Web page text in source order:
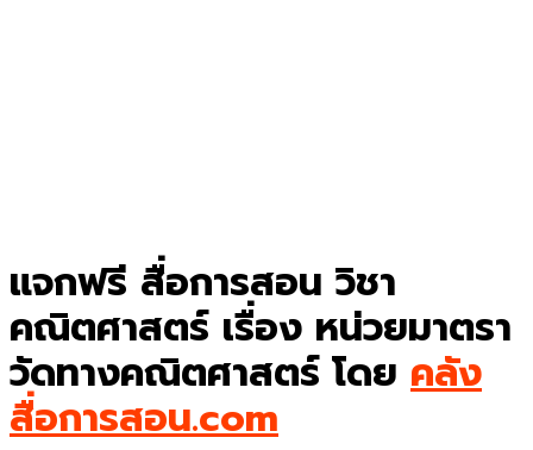
แจกฟรี สื่อการสอน วิชา
คณิตศาสตร์ เรื่อง หน่วยมาตรา
วัดทางคณิตศาสตร์ โดย คลัง
สื่อการสอน.com